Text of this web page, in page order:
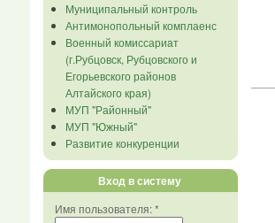
Муниципальный контроль
Антимонопольный комплаенс
Военный комиссариат
(г.Рубцовск, Рубцовского и
Егорьевского районов
Алтайского края)
МУП "Районный"
МУП "Южный"
Развитие конкуренции
Вход в систему
Имя пользователя:*